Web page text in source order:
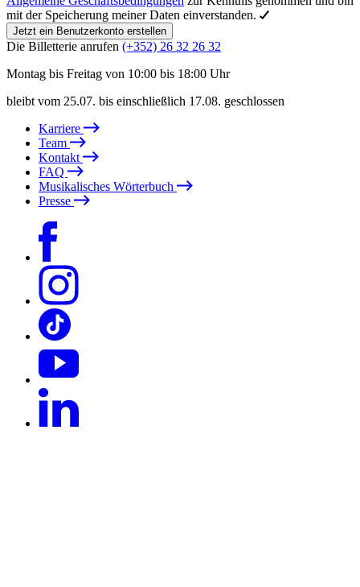
mit der Speicherung meiner Daten einverstanden.
Jetzt ein Benutzerkonto erstellen
Die Billetterie anrufen (+352) 26 32 26 32
Montag bis Freitag von 10:00 bis 18:00 Uhr
bleibt vom 25.07. bis einschließlich 17.08. geschlossen
Karriere
Team
Kontakt
FAQ
Musikalisches Wörterbuch
Presse